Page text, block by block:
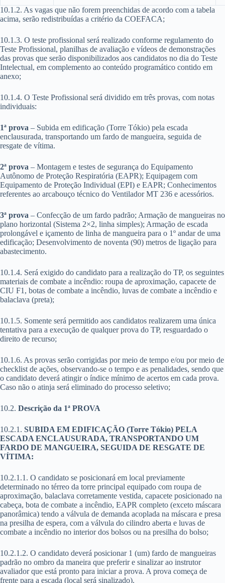
10.1.2. As vagas que não forem preenchidas de acordo com a tabela
acima, serão redistribuídas a critério da COEFACA;
10.1.3. O teste profissional será realizado conforme regulamento do
Teste Profissional, planilhas de avaliação e vídeos de demonstrações
das provas que serão disponibilizados aos candidatos no dia do Teste
Intelectual, em complemento ao conteúdo programático contido em
anexo;
10.1.4. O Teste Profissional será dividido em três provas, com notas
individuais:
1ª prova – Subida em edificação (Torre Tókio) pela escada
enclausurada, transportando um fardo de mangueira, seguida de
resgate de vítima.
2ª prova – Montagem e testes de segurança do Equipamento
Autônomo de Proteção Respiratória (EAPR); Equipagem com
Equipamento de Proteção Individual (EPI) e EAPR; Conhecimentos
referentes ao arcabouço técnico do Ventilador MT 236 e acessórios.
3ª prova – Confecção de um fardo padrão; Armação de mangueiras no
plano horizontal (Sistema 2×2, linha simples); Armação de escada
prolongável e içamento de linha de mangueira para o 1º andar de uma
edificação; Desenvolvimento de noventa (90) metros de ligação para
abastecimento.
10.1.4. Será exigido do candidato para a realização do TP, os seguintes
materiais de combate a incêndio: roupa de aproximação, capacete de
CIU F1, botas de combate a incêndio, luvas de combate a incêndio e
balaclava (preta);
10.1.5. Somente será permitido aos candidatos realizarem uma única
tentativa para a execução de qualquer prova do TP, resguardado o
direito de recurso;
10.1.6. As provas serão corrigidas por meio de tempo e/ou por meio de
checklist de ações, observando-se o tempo e as penalidades, sendo que
o candidato deverá atingir o índice mínimo de acertos em cada prova.
Caso não o atinja será eliminado do processo seletivo;
10.2. Descrição da 1ª PROVA
10.2.1. SUBIDA EM EDIFICAÇÃO (Torre Tókio) PELA
ESCADA ENCLAUSURADA, TRANSPORTANDO UM
FARDO DE MANGUEIRA, SEGUIDA DE RESGATE DE
VÍTIMA:
10.2.1.1. O candidato se posicionará em local previamente
determinado no térreo da torre principal equipado com roupa de
aproximação, balaclava corretamente vestida, capacete posicionado na
cabeça, bota de combate a incêndio, EAPR completo (exceto máscara
panorâmica) tendo a válvula de demanda acoplada na máscara e presa
na presilha de espera, com a válvula do cilindro aberta e luvas de
combate a incêndio no interior dos bolsos ou na presilha do bolso;
10.2.1.2. O candidato deverá posicionar 1 (um) fardo de mangueiras
padrão no ombro da maneira que preferir e sinalizar ao instrutor
avaliador que está pronto para iniciar a prova. A prova começa de
frente para a escada (local será sinalizado).